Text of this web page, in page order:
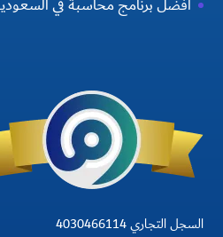
السجل التجاري 4030466114